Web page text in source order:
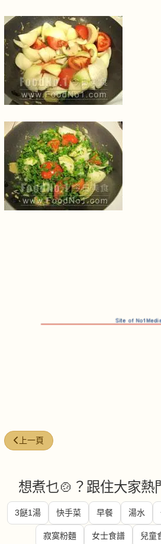
上一篇文章: 番茄牛肉
上一頁
想煮乜🍲？跟住大家熱
3餸1湯 快手菜 早餐 湯水
寂寞粉麵 女士食譜 兒童